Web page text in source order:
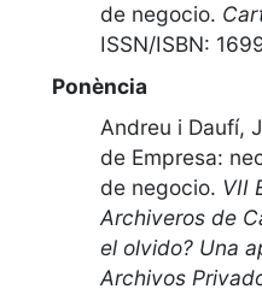
de negocio.
ISSN/ISBN:
Ponència
Andreu i Daufí,
de Empresa:
de negocio. VII
Archiveros de
el olvido? Una
Archivos